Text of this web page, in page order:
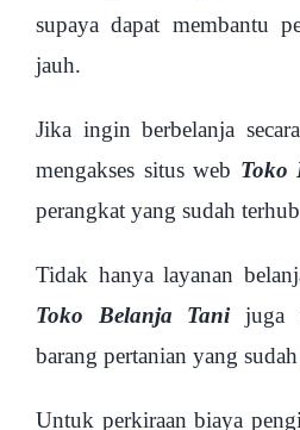
supaya dapat membantu
jauh.
Jika ingin berbelanja
mengakses situs web Toko
perangkat yang sudah
Tidak hanya layanan
Toko Belanja Tanijuga
barang pertanian yang
Untuk perkiraan biaya